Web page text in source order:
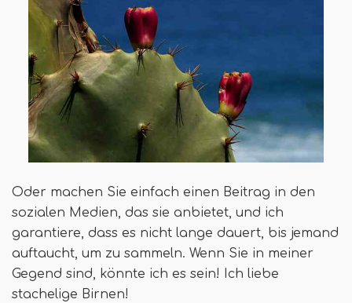
Oder machen Sie einfach einen Beitrag in den
sozialen Medien, das sie anbietet, und ich
garantiere, dass es nicht lange dauert, bis jemand
auftaucht, um zu sammeln. Wenn Sie in meiner
Gegend sind, könnte ich es sein! Ich liebe
stachelige Birnen!